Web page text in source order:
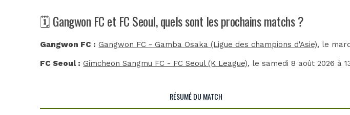
🗓️ Gangwon FC et FC Seoul, quels sont les prochains matchs ?
Gangwon FC : Gangwon FC - Gamba Osaka (Ligue des champions d'Asie), le
FC Seoul : Gimcheon Sangmu FC - FC Seoul (K League), le samedi 8 août 2026 à
RÉSUMÉ DU MATCH